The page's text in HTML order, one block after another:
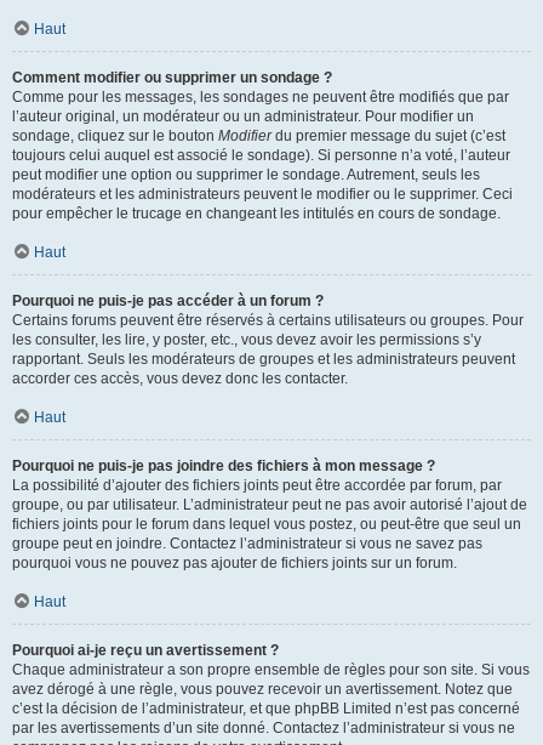
Haut
Comment modifier ou supprimer un sondage ?
Comme pour les messages, les sondages ne peuvent être modifiés que par
l’auteur original, un modérateur ou un administrateur. Pour modifier un
sondage, cliquez sur le bouton Modifierdu premier message du sujet (c’est
toujours celui auquel est associé le sondage). Si personne n’a voté, l’auteur
peut modifier une option ou supprimer le sondage. Autrement, seuls les
modérateurs et les administrateurs peuvent le modifier ou le supprimer. Ceci
pour empêcher le trucage en changeant les intitulés en cours de sondage.
Haut
Pourquoi ne puis-je pas accéder à un forum ?
Certains forums peuvent être réservés à certains utilisateurs ou groupes. Pour
les consulter, les lire, y poster, etc., vous devez avoir les permissions s’y
rapportant. Seuls les modérateurs de groupes et les administrateurs peuvent
accorder ces accès, vous devez donc les contacter.
Haut
Pourquoi ne puis-je pas joindre des fichiers à mon message ?
La possibilité d’ajouter des fichiers joints peut être accordée par forum, par
groupe, ou par utilisateur. L’administrateur peut ne pas avoir autorisé l’ajout de
fichiers joints pour le forum dans lequel vous postez, ou peut-être que seul un
groupe peut en joindre. Contactez l’administrateur si vous ne savez pas
pourquoi vous ne pouvez pas ajouter de fichiers joints sur un forum.
Haut
Pourquoi ai-je reçu un avertissement ?
Chaque administrateur a son propre ensemble de règles pour son site. Si vous
avez dérogé à une règle, vous pouvez recevoir un avertissement. Notez que
c’est la décision de l’administrateur, et que phpBB Limited n’est pas concerné
par les avertissements d’un site donné. Contactez l’administrateur si vous ne